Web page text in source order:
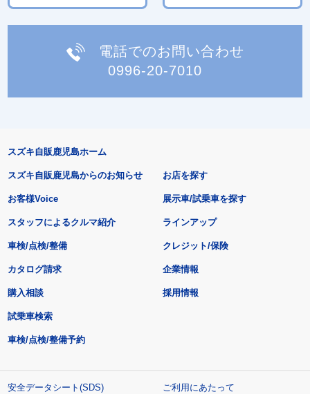
電話でのお問い合わせ
0996-20-7010
スズキ自販鹿児島ホーム
スズキ自販鹿児島からのお知らせ
お客様Voice
スタッフによるクルマ紹介
お店を探す
展示車/試乗車を探す
ラインアップ
車検/点検/整備 クレジット/保険
カタログ請求
購入相談
試乗車検索
車検/点検/整備予約
企業情報
採用情報
安全データシート(SDS)
ご利用にあたって